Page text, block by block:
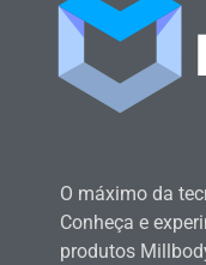
O máximo da
Conheça e
produtos